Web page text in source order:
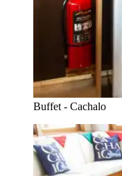
Buffet - Cachalo